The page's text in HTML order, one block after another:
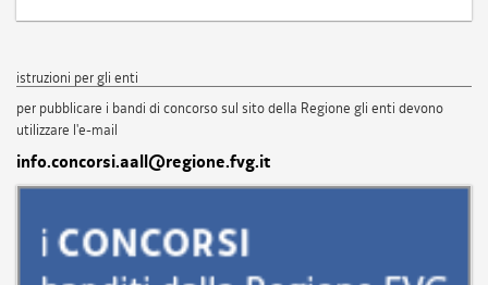
istruzioni per gli enti
per pubblicare i bandi di concorso sul sito della Regione gli enti devono
utilizzare l'e-mail
info.concorsi.aall@regione.fvg.it